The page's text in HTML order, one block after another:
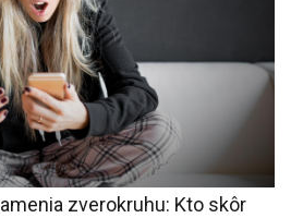
zverokruhu: Kto skôr